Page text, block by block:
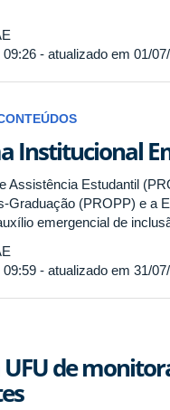
09:26 - atualizado em 01/
Institucional
Assistência Estudantil
Graduação (PROPP) e a
emergencial de
- atualizado em 31/
UFU de